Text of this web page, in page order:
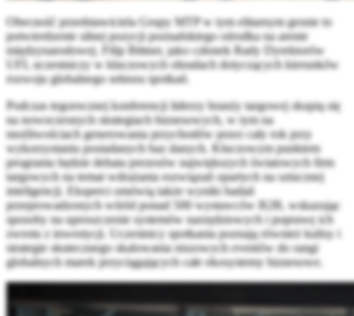
Obecność przedstawiciela Grupy MTP w tym elitarnym gronie to
potwierdzenie silnej pozycji poznańskiego ośrodka na arenie
międzynarodowej. Filip Bittner, jako członek Rady Dyrektorów
UFI, uczestniczy w kluczowych obradach dotyczących kierunków
rozwoju globalnego sektora spotkań.
Podczas tegorocznej konferencji liderzy branży targowej skupią się
na nowoczesnych strategiach biznesowych, w tym na
możliwościach generowania przychodów przez cały rok przy
wykorzystaniu posiadanych baz danych. Kluczowym punktem
programu będzie debata prezesów największych światowych firm
targowych na temat wdrażania rozwiązań opartych na sztucznej
inteligencji. Eksperci omówią także wyniki badań
przeprowadzonych wśród ponad 500 wystawców B2B, wskazując
sposoby na uproszczenie systemów narzędziowych i poprawę ich
zwrotu z inwestycji. Uczestnicy spotkania poznają również kulisy i
strategie skutecznego skalowania niszowych eventów do rangi
globalnych marek przyciągających całe ekosystemy biznesowe.